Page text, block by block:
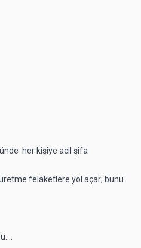
her kişiye acil şifa
felaketlere yol açar; bunu